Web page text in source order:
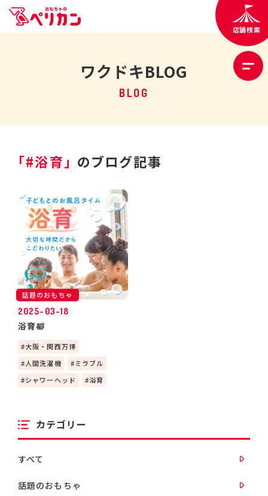
店舗検索
ワクドキBLOG
BLOG
「#浴育」 のブログ記事
話題のおもちゃ
2025-03-18
浴育🛀
大阪・関西万博
人間洗濯機
ミラブル
シャワーヘッド
浴育
カテゴリー
すべて
話題のおもちゃ